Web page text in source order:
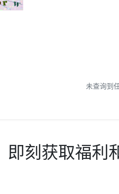
未查询到
即刻获取福利